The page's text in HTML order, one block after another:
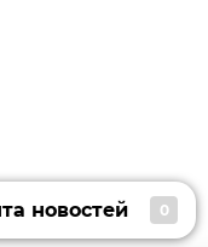
новостей 0